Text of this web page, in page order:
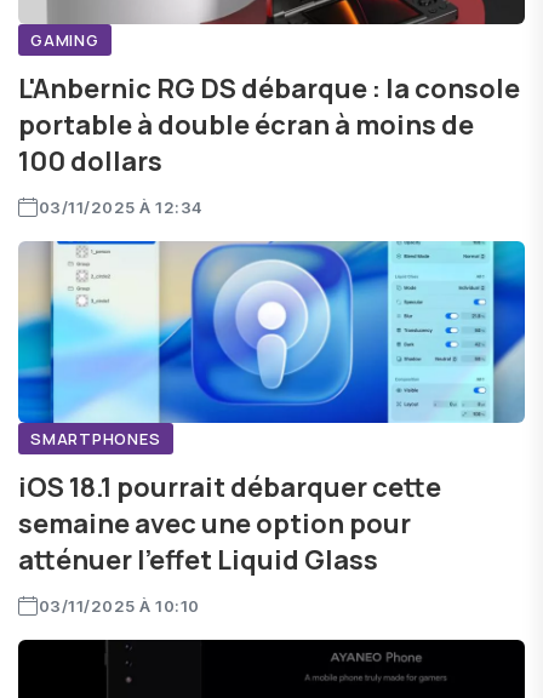
GAMING
L'Anbernic RG DS débarque : la console
portable à double écran à moins de
100 dollars
03/11/2025 À 12:34
SMARTPHONES
iOS 18.1 pourrait débarquer cette
semaine avec une option pour
atténuer l'effet Liquid Glass
03/11/2025 À 10:10